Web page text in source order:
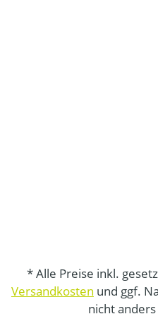
* Alle Preise inkl.
Versandkosten und ggf.
nicht